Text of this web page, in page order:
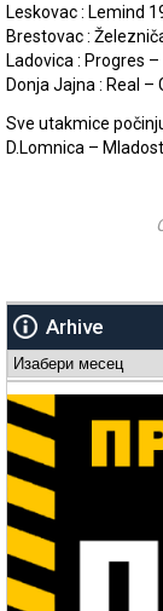
Leskovac : Lemind
Brestovac :
Ladovica : Progres
Donja Jajna : Real –
Sve utakmice
D.Lomnica –
Arhive
Arhive